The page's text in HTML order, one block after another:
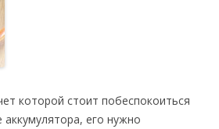
которой стоит побеспокоиться
его нужно